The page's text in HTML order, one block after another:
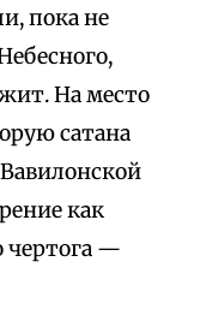
пока не
На место
сатана
как
чертога —